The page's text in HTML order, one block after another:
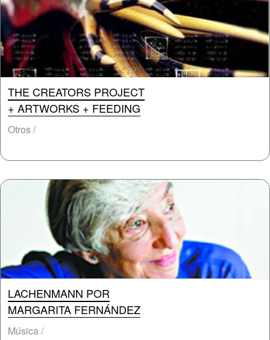
THE CREATORS PROJECT
+ ARTWORKS + FEEDING
Otros /
LACHENMANN POR
MARGARITA FERNÁNDEZ
Música /